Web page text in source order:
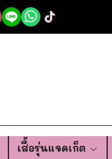
เสื้อรุ่นแจคเก็ต